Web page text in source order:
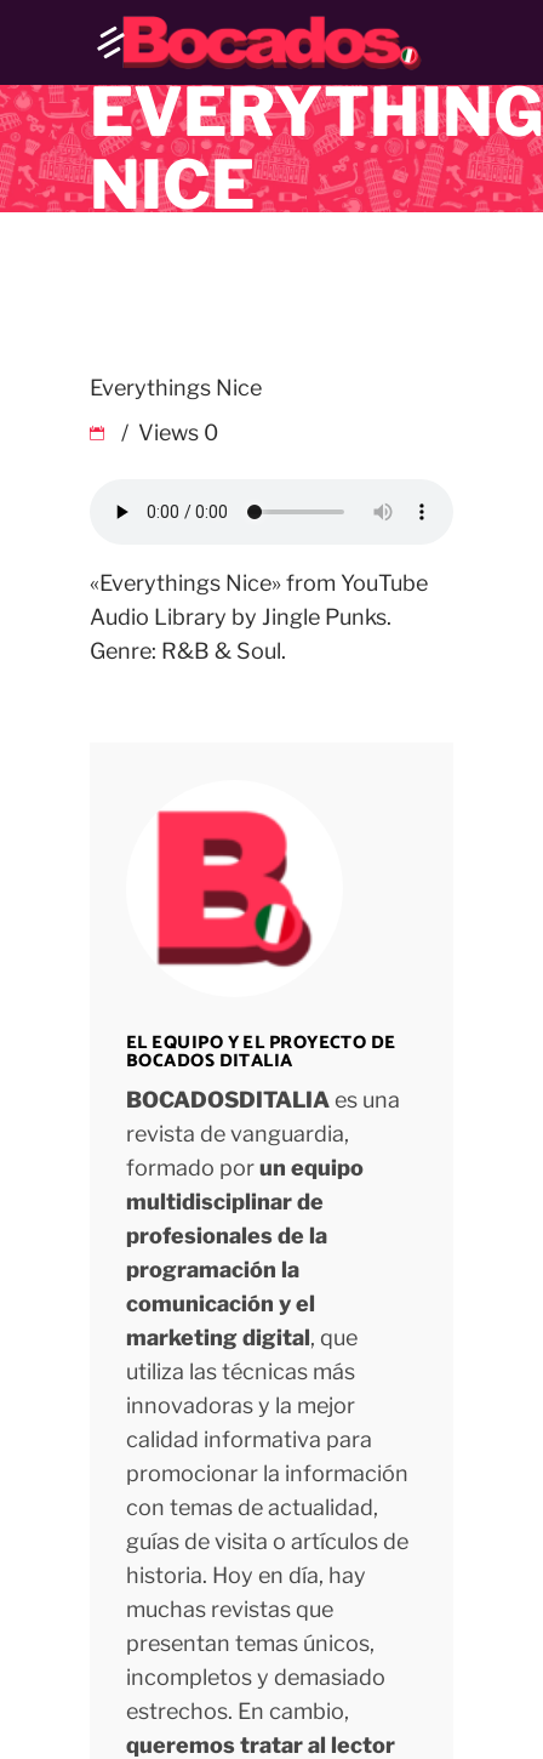
NICE
Everythings Nice
Views 0
«Everythings Nice» from YouTube
Audio Library by Jingle Punks.
Genre: R&B & Soul.
EL EQUIPO Y EL PROYECTO DE
BOCADOS DITALIA
BOCADOSDITALIAes una
revista de vanguardia,
formado porun equipo
multidisciplinar de
profesionales de la
programación la
comunicación y el
marketing digital, que
utiliza las técnicas más
innovadoras y la mejor
calidad informativa para
promocionar la información
con temas de actualidad,
guías de visita o artículos de
historia. Hoy en día, hay
muchas revistas que
presentan temas únicos,
incompletos y demasiado
estrechos. En cambio,
queremos tratar al lector